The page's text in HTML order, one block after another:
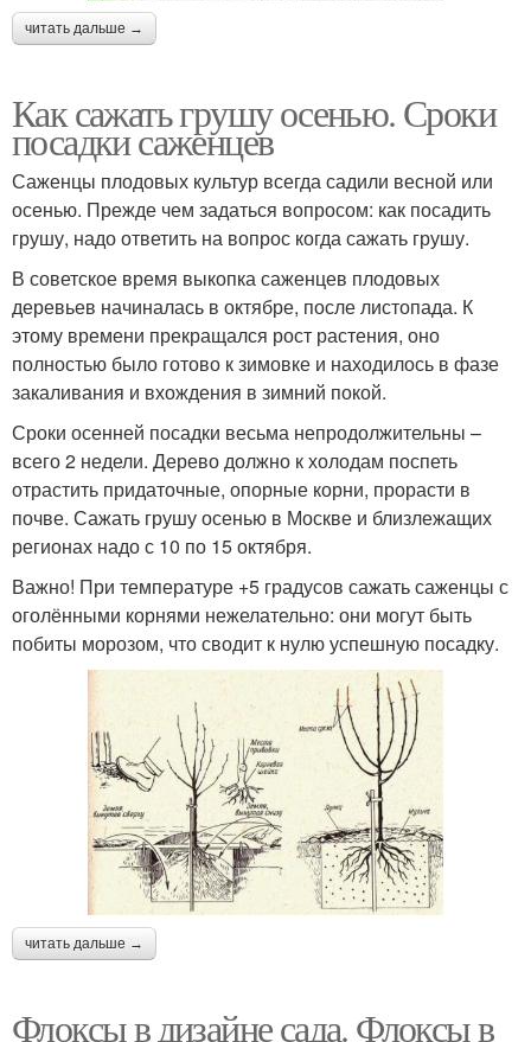
читать дальше →
Как сажать грушу осенью. Сроки
посадки саженцев
Саженцы плодовых культур всегда садили весной или
осенью. Прежде чем задаться вопросом: как посадить
грушу, надо ответить на вопрос когда сажать грушу.
В советское время выкопка саженцев плодовых
деревьев начиналась в октябре, после листопада. К
этому времени прекращался рост растения, оно
полностью было готово к зимовке и находилось в фазе
закаливания и вхождения в зимний покой.
Сроки осенней посадки весьма непродолжительны –
всего 2 недели. Дерево должно к холодам поспеть
отрастить придаточные, опорные корни, прорасти в
почве. Сажать грушу осенью в Москве и близлежащих
регионах надо с 10 по 15 октября.
Важно! При температуре +5 градусов сажать саженцы с
оголёнными корнями нежелательно: они могут быть
побиты морозом, что сводит к нулю успешную посадку.
читать дальше →
Флоксы в дизайне сада. Флоксы в